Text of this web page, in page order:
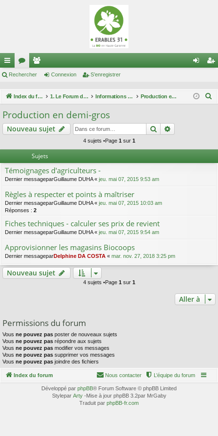
cc
ra
pi
de
or
m
s
e
br
es
xi eg
r
Rechercher Connexion S’enregistrer
Index du forum 1. Le Forum des maraîchers Informations filières Production en demi-gros
r
Production en demi-gros
Nouveau sujet Rechercher
4 sujets •Page 1 sur 1
Sujets
Témoignages d'agriculteurs -
Dernier messageparGuillaume DUHA« jeu. mai 07, 2015 9:53 am
Règles à respecter et points à maîtriser
Dernier messageparGuillaume DUHA« jeu. mai 07, 2015 10:03 am
Réponses : 2
Fiches techniques - calculer ses prix de revient
Dernier messageparGuillaume DUHA« jeu. mai 07, 2015 9:54 am
Approvisionner les magasins Biocoops
Dernier messageparDelphine DA COSTA « mar. nov. 27, 2018 3:25 pm
Nouveau sujet
4 sujets •Page 1 sur 1
Aller à
Permissions du forum
Vous ne pouvez pas poster de nouveaux sujets
Vous ne pouvez pas répondre aux sujets
Vous ne pouvez pas modifier vos messages
Vous ne pouvez pas supprimer vos messages
Vous ne pouvez pas joindre des fichiers
Index du forum L’équipe du forum
Nous contacter
Développé par phpBB® Forum Software © phpBB Limited
Stylepar Arty-Mise à jour phpBB 3.2par MrGaby
Traduit par phpBB-fr.com